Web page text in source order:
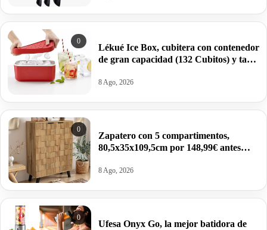
0
Lékué Ice Box, cubitera con contenedor
de gran capacidad (132 Cubitos) y tapa
8 Ago, 2026
0
Zapatero con 5 compartimentos,
80,5x35x109,5cm por 148,99€ antes
8 Ago, 2026
0
Ufesa Onyx Go, la mejor batidora de